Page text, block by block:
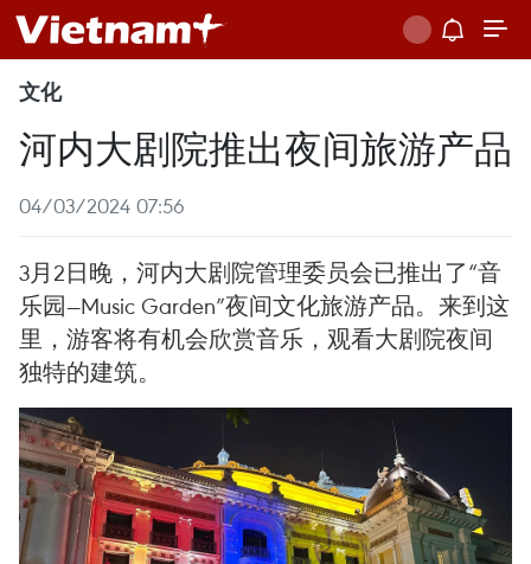
文化
河内大剧院推出夜间旅游产品
04/03/2024 07:56
3月2日晚，河内大剧院管理委员会已推出了“音
乐园—Music Garden”夜间文化旅游产品。来到这
里，游客将有机会欣赏音乐，观看大剧院夜间
独特的建筑。